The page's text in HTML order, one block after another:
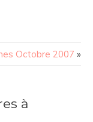
Octobre 2007 »
à